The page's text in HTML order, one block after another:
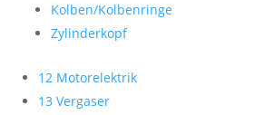
Kolben/Kolbenringe
Zylinderkopf
12 Motorelektrik
13 Vergaser